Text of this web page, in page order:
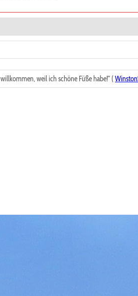
willkommen, weil ich schöne Füße habe!" (